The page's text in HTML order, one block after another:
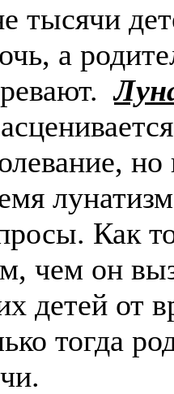
тысячи
а
Как
чем он
детей от
тогда